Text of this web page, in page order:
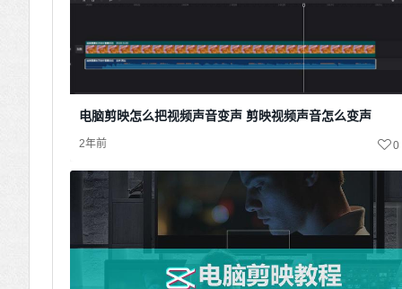
电脑剪映怎么把视频声音变声 剪映视频声音怎么变声
2年前 0